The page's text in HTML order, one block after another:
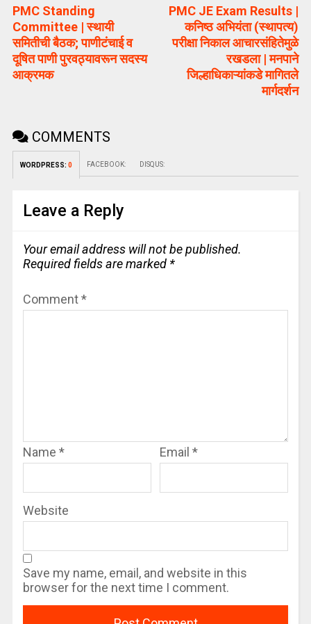
PMC Standing
Committee | स्थायी
समितीची बैठक; पाणीटंचाई व
दूषित पाणी पुरवठ्यावरून सदस्य
आक्रमक
PMC JE Exam Results |
कनिष्ठ अभियंता (स्थापत्य)
परीक्षा निकाल आचारसंहितेमुळे
रखडला | मनपाने
जिल्हाधिकाऱ्यांकडे मागितले
मार्गदर्शन
COMMENTS
WORDPRESS: 0 FACEBOOK: DISQUS:
Leave a Reply
Your email address will not be published.
Required fields are marked *
Comment*
Name * Email *
Website
Save my name, email, and website in this
browser for the next time I comment.